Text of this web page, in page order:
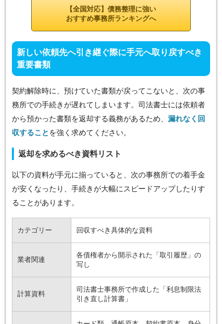
【全国対応】債務整理に強い
おすすめ事務所ランキングへ
新しい依頼先へ引き継ぐ際に手元へ取り戻すべき
重要書類
契約解除時に、預けていた書類が戻ってこないと、次の事
務所での手続きが遅れてしまいます。司法書士には依頼者
から預かった書類を返却する義務があるため、 漏れなく回
収すること を強く求めてください。
返却を求めるべき資料リスト
以下の資料が手元に揃っていると、次の事務所での着手金
が安くなったり、手続きが大幅にスピードアップしたりす
ることがあります。
カテゴリー 回収すべき具体的な資料
業者関連
各債権者から開示された「取引履歴」の
写し
計算資料
司法書士事務所で作成した「利息制限法
引き直し計算書」